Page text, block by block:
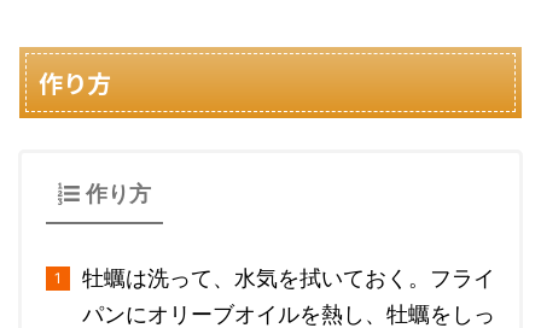
作り方
作り方
牡蠣は洗って、水気を拭いておく。フライ
パンにオリーブオイルを熱し、牡蠣をしっ